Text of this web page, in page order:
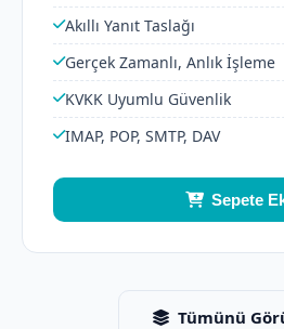
Akıllı Yanıt Taslağı
Gerçek Zamanlı, Anlık İşleme
KVKK Uyumlu Güvenlik
IMAP, POP, SMTP, DAV
Sepete
Tümünü